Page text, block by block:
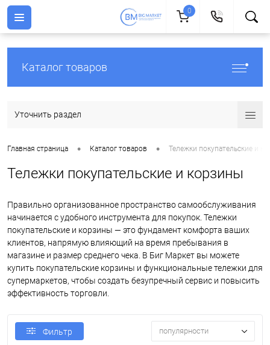
Каталог товаров
Уточнить раздел
Главная страница • Каталог товаров • Тележки покупательские и
Тележки покупательские и корзины
Правильно организованное пространство самообслуживания
начинается с удобного инструмента для покупок. Тележки
покупательские и корзины — это фундамент комфорта ваших
клиентов, напрямую влияющий на время пребывания в
магазине и размер среднего чека. В Биг Маркет вы можете
купить покупательские корзины и функциональные тележки для
супермаркетов, чтобы создать безупречный сервис и повысить
эффективность торговли.
Фильтр популярности
0